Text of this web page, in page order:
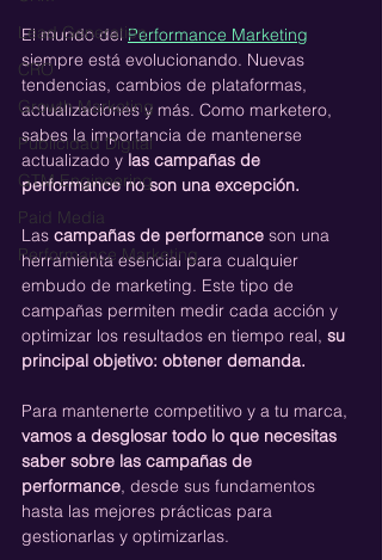
Lead Generation
CRO
Growth Marketing
Publicidad Digital
GTM Engineering
Paid Media
Performance Marketing
El mundo del Performance Marketing
siempre está evolucionando. Nuevas
tendencias, cambios de plataformas,
actualizaciones y más. Como marketero,
sabes la importancia de mantenerse
actualizado y las campañas de
performance no son una excepción.
Las campañas de performance son una
herramienta esencial para cualquier
embudo de marketing. Este tipo de
campañas permiten medir cada acción y
optimizar los resultados en tiempo real, su
principal objetivo: obtener demanda.
Para mantenerte competitivo y a tu marca,
vamos a desglosar todo lo que necesitas
saber sobre las campañas de
performance, desde sus fundamentos
hasta las mejores prácticas para
gestionarlas y optimizarlas.